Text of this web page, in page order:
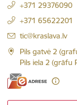
+371 29376090
+371 65622201
El. paštas:
tic@kraslava.lv
Pils gatvė 2
Pils iela 2 (grāfu